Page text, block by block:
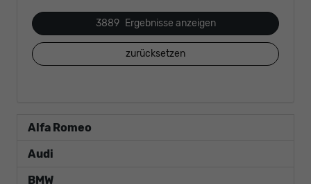
3889 Ergebnisse anzeigen
zurücksetzen
Alfa Romeo
Audi
BMW